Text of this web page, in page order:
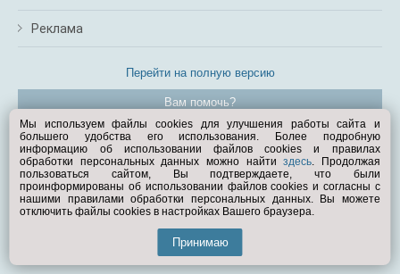
Реклама
Перейти на полную версию
Вам помочь?
© Exist.ru 1998—2026
Мы используем файлы cookies для улучшения работы сайта и
большего удобства его использования. Более подробную
информацию об использовании файлов cookies и правилах
обработки персональных данных можно найтиздесь. Продолжая
пользоваться сайтом, Вы подтверждаете, что были
проинформированы об использовании файлов cookies и согласны с
нашими правилами обработки персональных данных. Вы можете
отключить файлы cookies в настройках Вашего браузера.
Принимаю